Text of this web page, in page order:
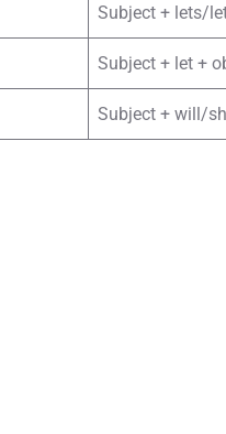
Subject + lets/
Subject + let +
Subject + will/